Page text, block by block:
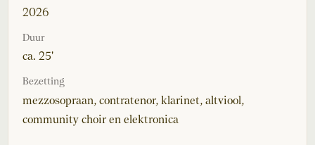
2026
Duur
ca. 25'
Bezetting
mezzosopraan, contratenor, klarinet, altviool,
community choir en elektronica